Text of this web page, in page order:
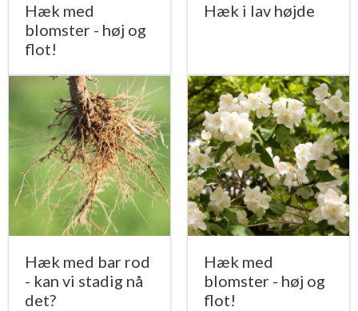
Hæk med
blomster - høj og
flot!
Hæk i lav højde
Hæk med bar rod
- kan vi stadig nå
det?
Hæk med
blomster - høj og
flot!